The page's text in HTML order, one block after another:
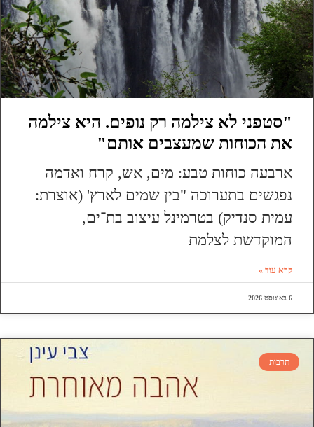
"סטפני לא צילמה רק נופים. היא צילמה
את הכוחות שמעצבים אותם"
ארבעה כוחות טבע: מים, אש, קרח ואדמה
נפגשים בתערוכה "בין שמים לארץ' (אוצרת:
עמית סנדיק) בטרמינל עיצוב בת־ים,
המוקדשת לצלמת
קרא עוד »
6 באוגוסט 2026
תרבות